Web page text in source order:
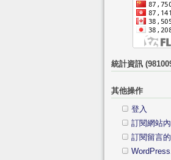
統計資訊
其他操作
登入
訂閱網站
訂閱留言